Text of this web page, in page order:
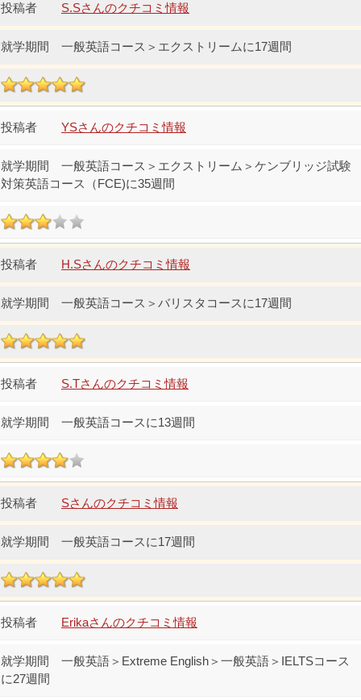
S.Sさんのクチコミ情報
一般英語コース＞エクストリームに17週間
YSさんのクチコミ情報
一般英語コース＞エクストリーム＞ケンブリッジ試験
対策英語コース（FCE)に35週間
H.Sさんのクチコミ情報
一般英語コース＞バリスタコースに17週間
S.Tさんのクチコミ情報
一般英語コースに13週間
Sさんのクチコミ情報
一般英語コースに17週間
Erikaさんのクチコミ情報
一般英語＞Extreme English＞一般英語＞IELTSコース
に27週間